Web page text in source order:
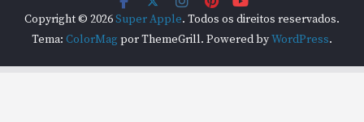
Copyright © 2026Super Apple. Todos os direitos reservados.
Tema: ColorMag por ThemeGrill. Powered byWordPress.